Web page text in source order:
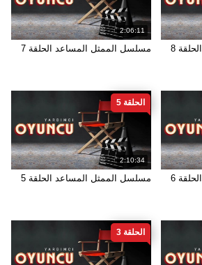
8
2:06:11
مسلسل الممثل المساعد الحلقة 7
6
2:10:34
الحلقة 5
مسلسل الممثل المساعد الحلقة 5
الحلقة 3